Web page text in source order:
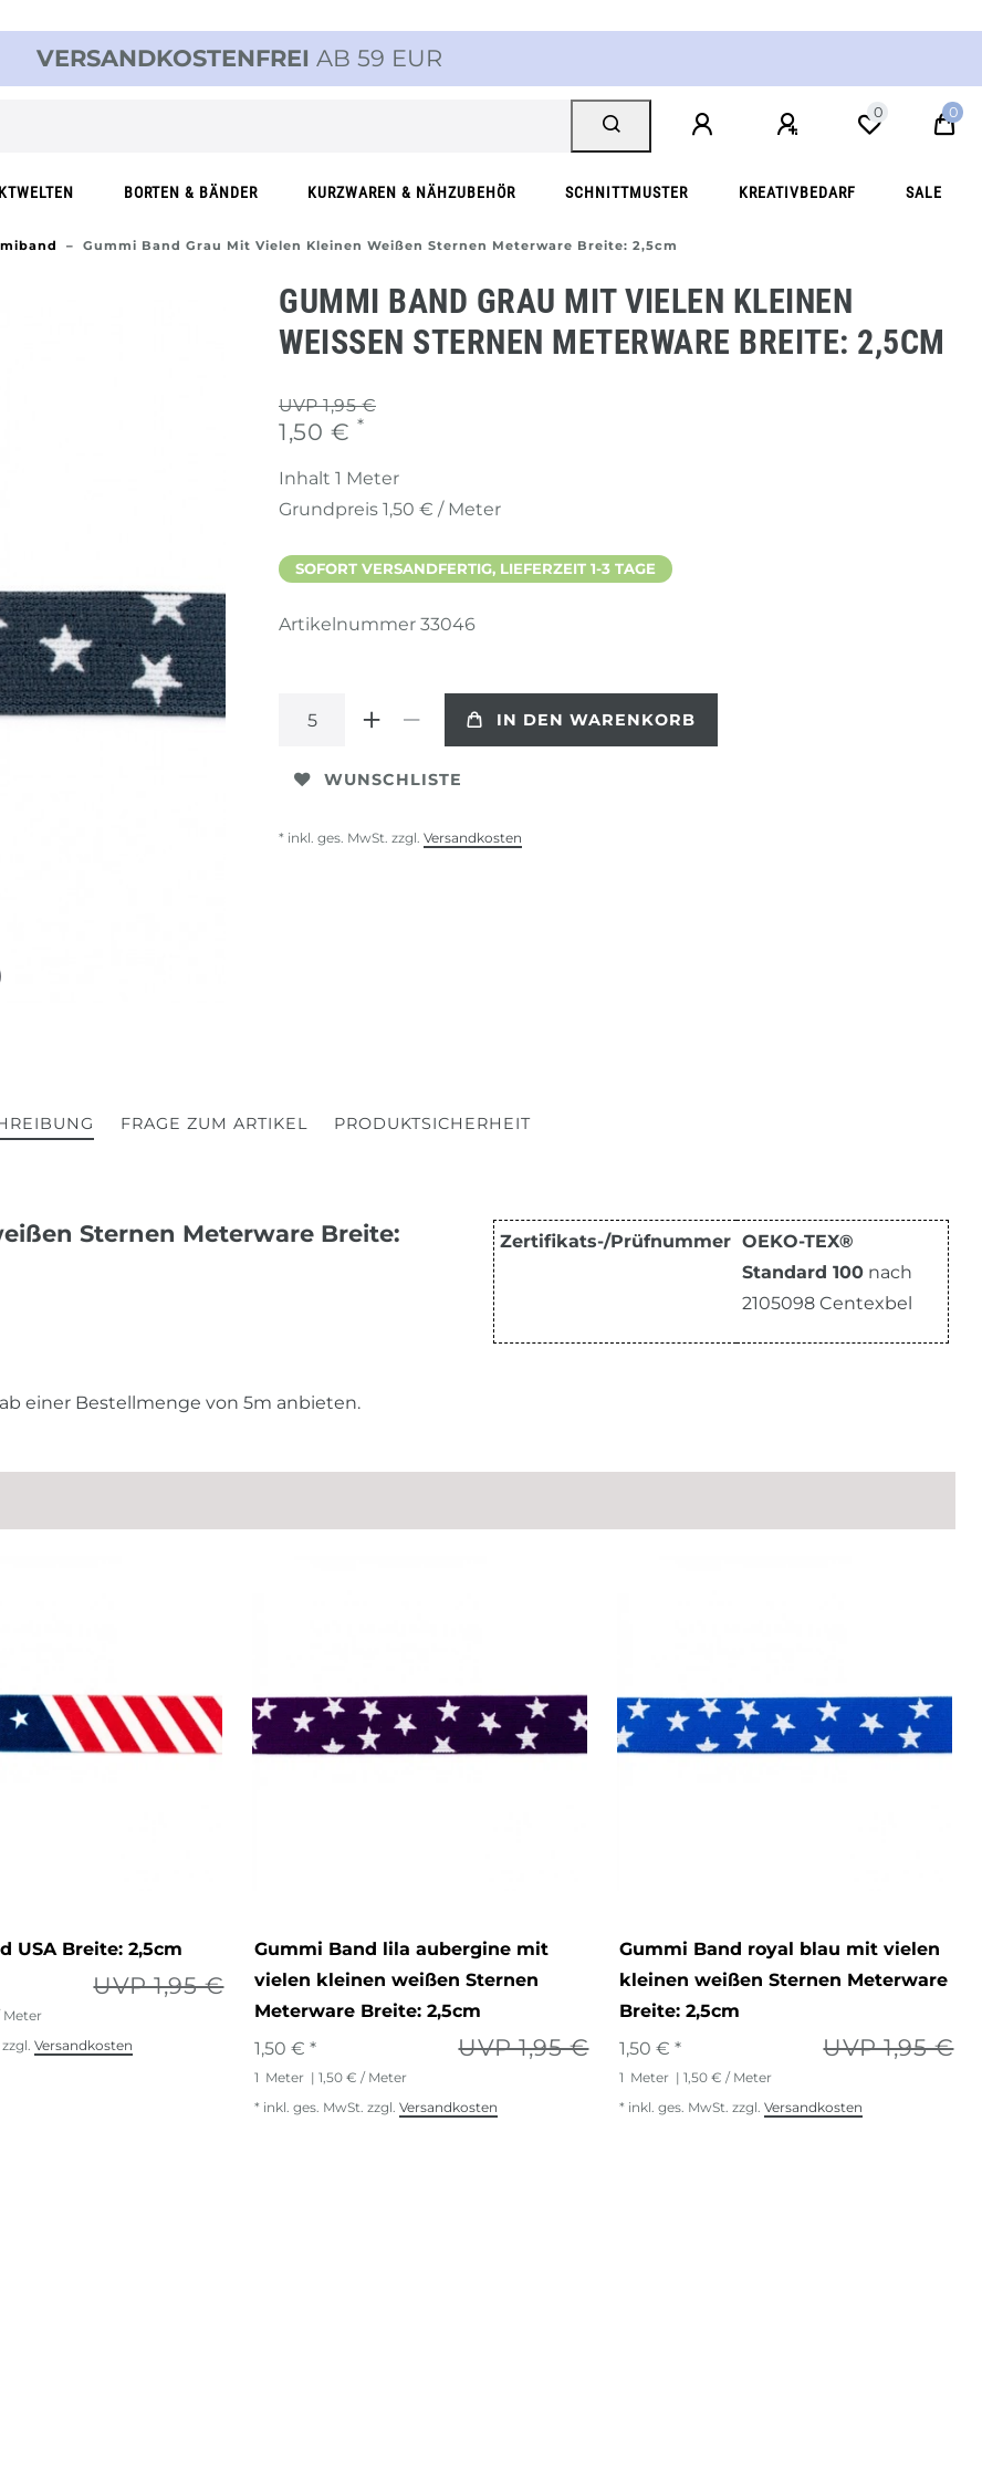
VERSANDKOSTENFREI AB 59 EUR
0 0
BORTEN & BÄNDER KURZWAREN & NÄHZUBEHÖR SCHNITTMUSTER KREATIVBEDARF SALE
Gummi Band Grau Mit Vielen Kleinen Weißen Sternen Meterware Breite: 2,5cm
GUMMI BAND GRAU MIT VIELEN KLEINEN
WEISSEN STERNEN METERWARE BREITE: 2,5CM
UVP 1,95 €
1,50 € *
Inhalt 1 Meter
Grundpreis 1,50 € / Meter
SOFORT VERSANDFERTIG, LIEFERZEIT 1-3 TAGE
Artikelnummer 33046
IN DEN WARENKORB
WUNSCHLISTE
* inkl. ges. MwSt. zzgl. Versandkosten
FRAGE ZUM ARTIKEL PRODUKTSICHERHEIT
Sternen Meterware Breite:
einer Bestellmenge von 5m anbieten.
Zertifikats-/Prüfnummer OEKO-TEX®
Standard 100 nach
2105098 Centexbel
USA Breite: 2,5cm
UVP 1,95 €
Meter
zzgl. Versandkosten
Gummi Band lila aubergine mit
vielen kleinen weißen Sternen
Meterware Breite: 2,5cm
UVP 1,95 €
1,50 € *
1 Meter | 1,50 € / Meter
* inkl. ges. MwSt. zzgl. Versandkosten
Gummi Band royal blau mit vielen
kleinen weißen Sternen Meterware
Breite: 2,5cm
UVP 1,95 €
1,50 € *
1 Meter | 1,50 € / Meter
* inkl. ges. MwSt. zzgl. Versandkosten